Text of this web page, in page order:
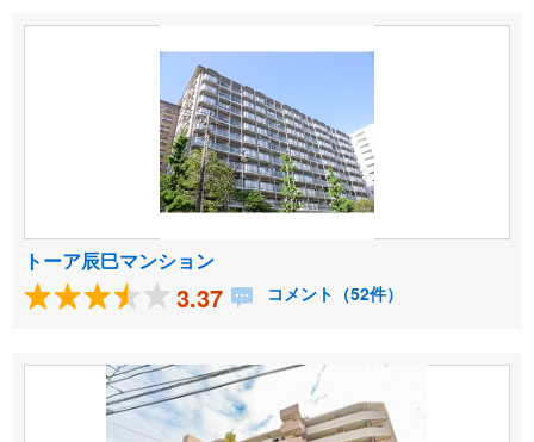
トーア辰巳マンション
3.37 コメント（52件）